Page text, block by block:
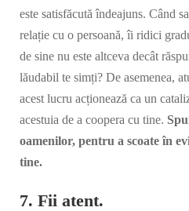
este satisfăcută îndeajuns. Când
relație cu o persoană, îi ridici
de sine nu este altceva decât
lăudabil te simți? De asemenea,
acest lucru acționează ca un
acestuia de a coopera cu tine.
oamenilor, pentru a scoate în
tine.
7. Fii atent.